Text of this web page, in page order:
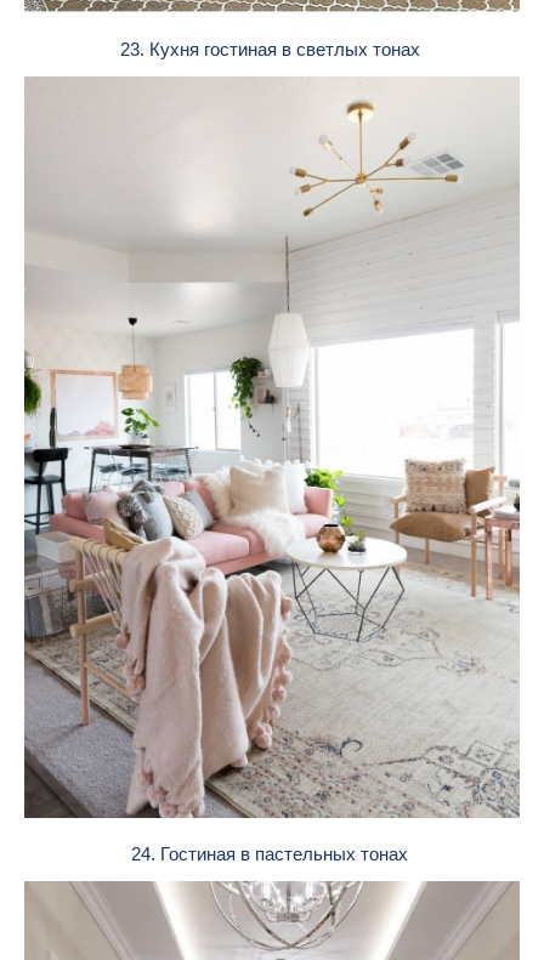
23. Кухня гостиная в светлых тонах
24. Гостиная в пастельных тонах